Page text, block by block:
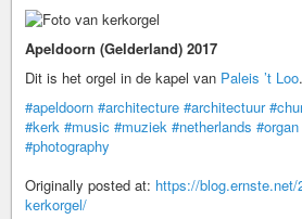
Apeldoorn (Gelderland) 2017
Dit is het orgel in de kapel van Paleis ’t Loo.
#apeldoorn #architecture #architectuur
#kerk #music #muziek #netherlands #organ
#photography
Originally posted at: https://blog.ernste.net/
kerkorgel/